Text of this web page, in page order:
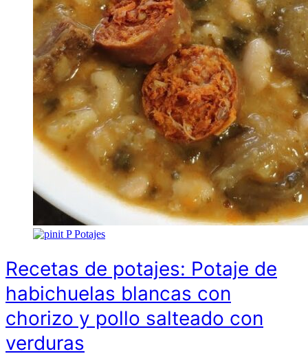
P Potajes
Recetas de potajes: Potaje de
habichuelas blancas con
chorizo y pollo salteado con
verduras